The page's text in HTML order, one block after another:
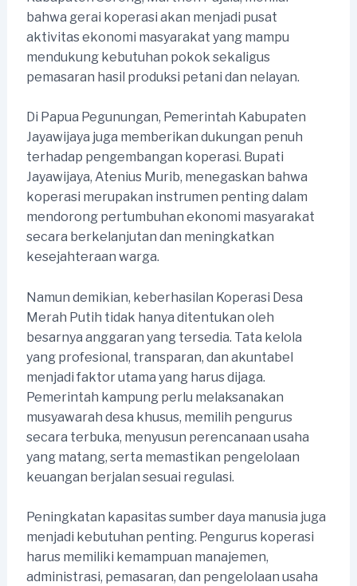
bahwa gerai koperasi akan menjadi pusat
aktivitas ekonomi masyarakat yang mampu
mendukung kebutuhan pokok sekaligus
pemasaran hasil produksi petani dan nelayan.
Di Papua Pegunungan, Pemerintah Kabupaten
Jayawijaya juga memberikan dukungan penuh
terhadap pengembangan koperasi. Bupati
Jayawijaya, Atenius Murib, menegaskan bahwa
koperasi merupakan instrumen penting dalam
mendorong pertumbuhan ekonomi masyarakat
secara berkelanjutan dan meningkatkan
kesejahteraan warga.
Namun demikian, keberhasilan Koperasi Desa
Merah Putih tidak hanya ditentukan oleh
besarnya anggaran yang tersedia. Tata kelola
yang profesional, transparan, dan akuntabel
menjadi faktor utama yang harus dijaga.
Pemerintah kampung perlu melaksanakan
musyawarah desa khusus, memilih pengurus
secara terbuka, menyusun perencanaan usaha
yang matang, serta memastikan pengelolaan
keuangan berjalan sesuai regulasi.
Peningkatan kapasitas sumber daya manusia juga
menjadi kebutuhan penting. Pengurus koperasi
harus memiliki kemampuan manajemen,
administrasi, pemasaran, dan pengelolaan usaha